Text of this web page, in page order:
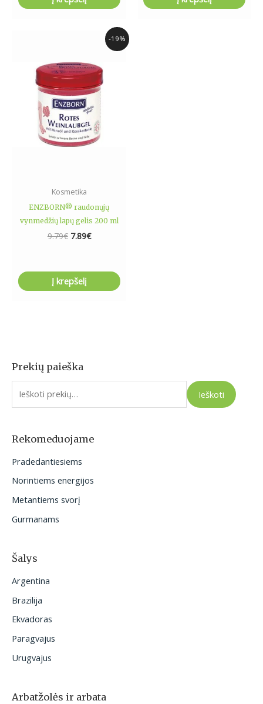
Prekių paieška
I
e
o
:
Ieškoti
Rekomeduojame
Pradedantiesiems
Norintiems energijos
Metantiems svorį
Gurmanams
Šalys
Argentina
Brazilija
Ekvadoras
Paragvajus
Urugvajus
Arbatžolės ir arbata
-19%
Kosmetika
ENZBORN® raudonųjų
vynmedžių lapų gelis 200 ml
9.79€
9.79€.
7.89€
Current
price
7.89€.
Į krepšelį